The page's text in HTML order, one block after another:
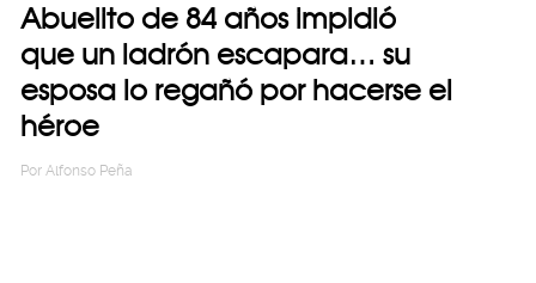
Abuelito de 84 años impidió
que un ladrón escapara… su
esposa lo regañó por hacerse el
héroe
Por Alfonso Peña